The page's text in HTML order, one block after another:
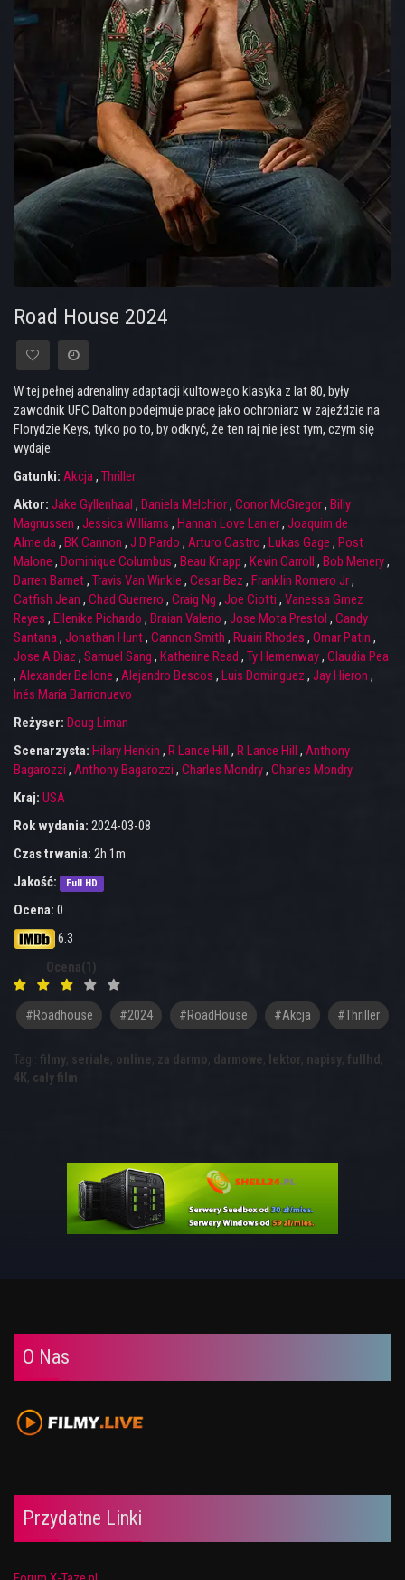
Road House 2024
W tej pełnej adrenaliny adaptacji kultowego klasyka z lat 80, były
zawodnik UFC Dalton podejmuje pracę jako ochroniarz w zajeździe na
Florydzie Keys, tylko po to, by odkryć, że ten raj nie jest tym, czym się
wydaje.
Gatunki: Akcja, Thriller
Aktor: Jake Gyllenhaal , Daniela Melchior, Conor McGregor, Billy
Magnussen , Jessica Williams , Hannah Love Lanier, Joaquim de
Almeida, BK Cannon , J D Pardo , Arturo Castro , Lukas Gage , Post
Malone , Dominique Columbus , Beau Knapp , Kevin Carroll , Bob Menery,
Darren Barnet, Travis Van Winkle , Cesar Bez , Franklin Romero Jr,
Catfish Jean , Chad Guerrero , Craig Ng , Joe Ciotti , Vanessa Gmez
Reyes , Ellenike Pichardo , Braian Valerio , Jose Mota Prestol , Candy
Santana, Jonathan Hunt, Cannon Smith , Ruairi Rhodes , Omar Patin ,
Jose A Diaz , Samuel Sang , Katherine Read , Ty Hemenway, Claudia Pea
, Alexander Bellone , Alejandro Bescos , Luis Dominguez , Jay Hieron ,
Inés María Barrionuevo
Reżyser: Doug Liman
Scenarzysta: Hilary Henkin , R Lance Hill , R Lance Hill , Anthony
Bagarozzi , Anthony Bagarozzi , Charles Mondry, Charles Mondry
Kraj: USA
Rok wydania: 2024-03-08
Czas trwania: 2h 1m
Jakość:
Full HD
Ocena: 0
6.3
Ocena(1)
#roadhouse #2024 #RoadHouse #akcja #thriller
Tagi: filmy, seriale, online, za darmo, darmowe, lektor, napisy, fullhd ,
4K, cały film
O Nas
Przydatne Linki